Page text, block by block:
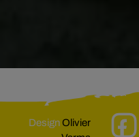
DesignOlivier